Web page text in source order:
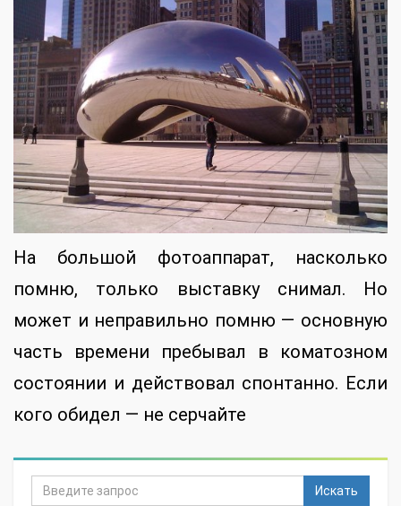
На большой фотоаппарат, насколько
помню, только выставку снимал. Но
может и неправильно помню — основную
часть времени пребывал в коматозном
состоянии и действовал спонтанно. Если
кого обидел — не серчайте
Искать